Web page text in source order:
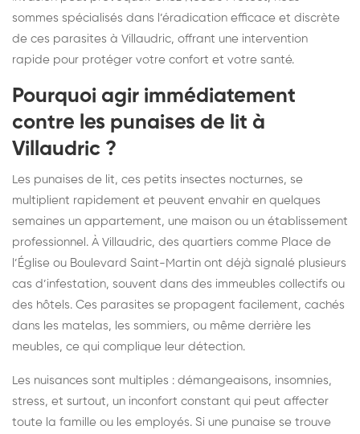
sommes spécialisés dans l’éradication efficace et discrète
de ces parasites à Villaudric, offrant une intervention
rapide pour protéger votre confort et votre santé.
Pourquoi agir immédiatement
contre les punaises de lit à
Villaudric ?
Les punaises de lit, ces petits insectes nocturnes, se
multiplient rapidement et peuvent envahir en quelques
semaines un appartement, une maison ou un établissement
professionnel. À Villaudric, des quartiers comme Place de
l’Église ou Boulevard Saint-Martin ont déjà signalé plusieurs
cas d’infestation, souvent dans des immeubles collectifs ou
des hôtels. Ces parasites se propagent facilement, cachés
dans les matelas, les sommiers, ou même derrière les
meubles, ce qui complique leur détection.
Les nuisances sont multiples : démangeaisons, insomnies,
stress, et surtout, un inconfort constant qui peut affecter
toute la famille ou les employés. Si une punaise se trouve